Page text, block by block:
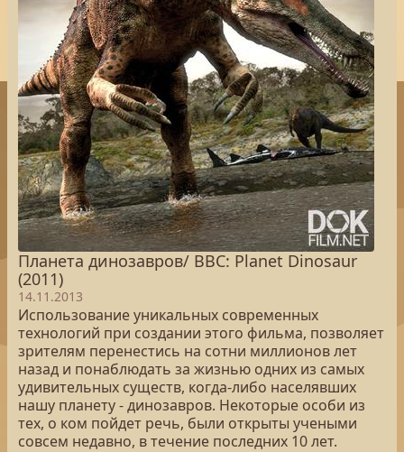
Планета динозавров/ BBC: Planet Dinosaur
(2011)
14.11.2013
Использование уникальных современных
технологий при создании этого фильма, позволяет
зрителям перенестись на сотни миллионов лет
назад и понаблюдать за жизнью одних из самых
удивительных существ, когда-либо населявших
нашу планету - динозавров. Некоторые особи из
тех, о ком пойдет речь, были открыты учеными
совсем недавно, в течение последних 10 лет.